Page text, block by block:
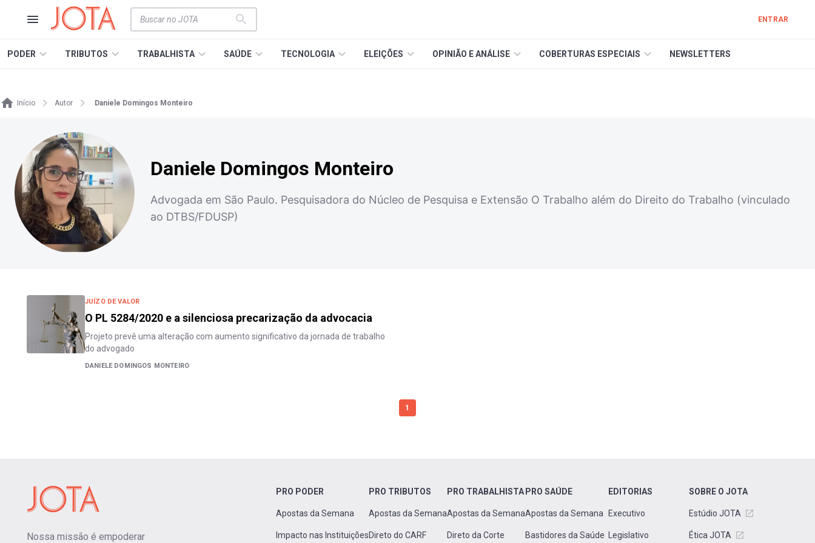
ENTRAR
PODER TRIBUTOS TRABALHISTA SAÚDE TECNOLOGIA ELEIÇÕES OPINIÃO E ANÁLISE COBERTURAS ESPECIAIS NEWSLETTERS
Início Autor Daniele Domingos Monteiro
Daniele Domingos Monteiro
Advogada em São Paulo. Pesquisadora do Núcleo de Pesquisa e Extensão O Trabalho além do Direito do Trabalho (vinculado
ao DTBS/FDUSP)
JUÍZO DE VALOR
O PL 5284/2020 e a silenciosa precarização da advocacia
Projeto prevê uma alteração com aumento significativo da jornada de trabalho
do advogado
DANIELE DOMINGOS MONTEIRO
1
Nossa missão é empoderar
PRO PODER
Apostas da Semana
Impacto nas Instituições
PRO TRIBUTOS
Apostas da Semana
Direto do CARF
PRO TRABALHISTA
Apostas da Semana
Direto da Corte
PRO SAÚDE
Apostas da Semana
Bastidores da Saúde
EDITORIAS
Executivo
Legislativo
SOBRE O JOTA
Estúdio JOTA
Ética JOTA